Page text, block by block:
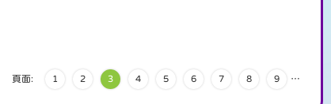
頁面: 1 2 3 4 5 6 7 8 9 …